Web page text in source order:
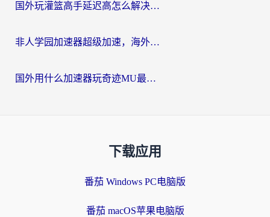
国外玩灌篮高手延迟高怎么解决？海外玩家国服游戏加速终极指南
非人学园加速器超级加速，海外玩家重返国服的通行证
国外用什么加速器玩奇迹MU最好？2026海外玩家国服游戏加速全攻略
下载应用
番茄 Windows PC电脑版
番茄 macOS苹果电脑版